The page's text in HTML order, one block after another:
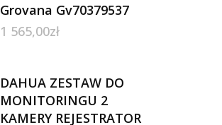
Grovana Gv70379537
1 565,00zł
DAHUA ZESTAW DO
MONITORINGU 2
KAMERY REJESTRATOR